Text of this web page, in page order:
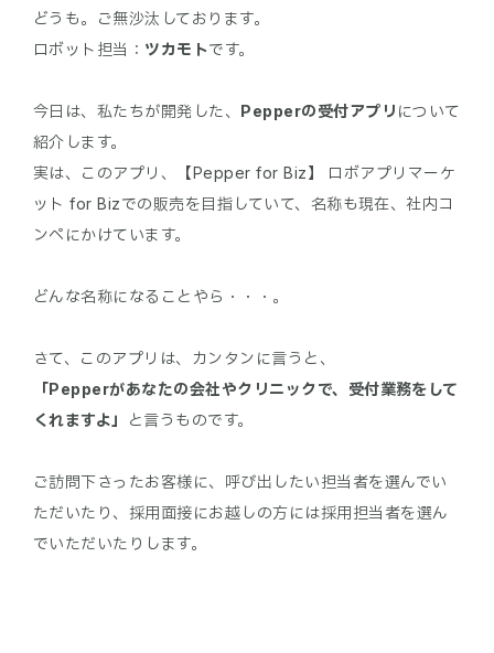
どうも。ご無沙汰しております。
ロボット担当： ツカモトです。
今日は、私たちが開発した、 Pepperの受付アプリ について
紹介します。
実は、このアプリ、【Pepper for Biz】 ロボアプリマーケ
ット for Bizでの販売を目指していて、名称も現在、社内コ
ンペにかけています。
どんな名称になることやら・・・。
さて、このアプリは、カンタンに言うと、
「Pepperがあなたの会社やクリニックで、受付業務をして
くれますよ」
と言うものです。
ご訪問下さったお客様に、呼び出したい担当者を選んでい
ただいたり、採用面接にお越しの方には採用担当者を選ん